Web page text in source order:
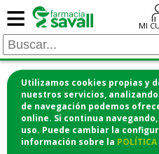
Utilizamos cookies propias y
nuestros servicios,
de navegación podemos
online. Si continua
uso. Puede cambiar la
información sobre la POLÍTICA
≡ MI
¡COMPRA
EN LA
o si lo prefieres te